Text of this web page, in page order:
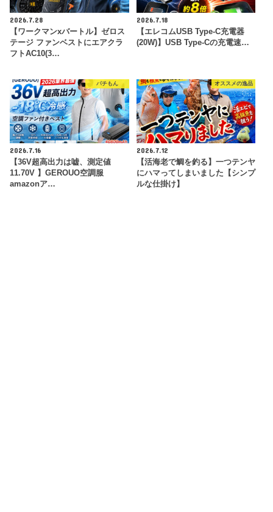
2026.7.28
【ワークマンxバートル】ゼロス
テージ ファンベストにエアクラ
フトAC10(3…
2026.7.18
【エレコムUSB Type-C充電器
(20W)】USB Type-Cの充電速…
パチもん
2026.7.16
【36V超高出力は嘘、測定値
11.70V 】GEROUO空調服
amazonア…
オススメの逸品
2026.7.12
【活海老で鯛を釣る】一つテンヤ
にハマってしまいました【シンプ
ルな仕掛け】